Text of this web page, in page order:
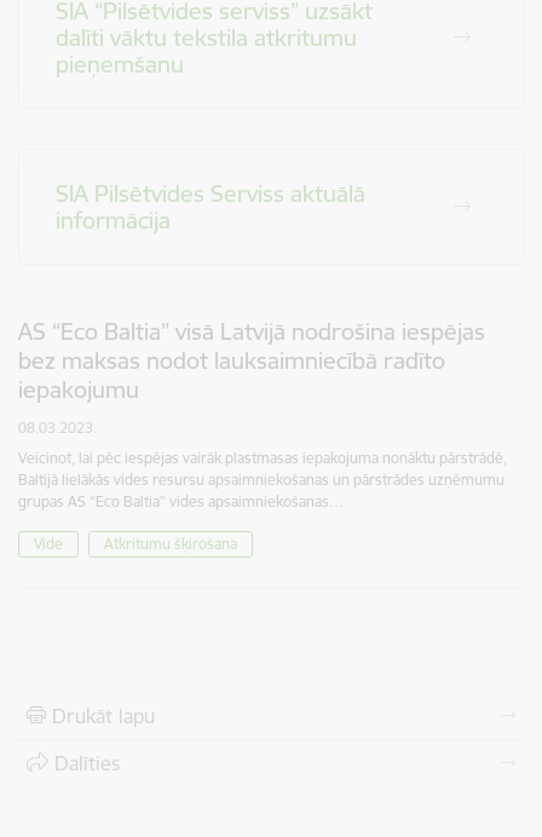
SIA “Pilsētvides serviss” uzsākt
dalīti vāktu tekstila atkritumu
pieņemšanu
SIA Pilsētvides Serviss aktuālā
informācija
AS “Eco Baltia” visā Latvijā nodrošina iespējas
bez maksas nodot lauksaimniecībā radīto
iepakojumu
08.03.2023.
Veicinot, lai pēc iespējas vairāk plastmasas iepakojuma nonāktu pārstrādē,
Baltijā lielākās vides resursu apsaimniekošanas un pārstrādes uzņēmumu
grupas AS “Eco Baltia” vides apsaimniekošanas…
Vide Atkritumu šķirošana
Drukāt lapu
Dalīties